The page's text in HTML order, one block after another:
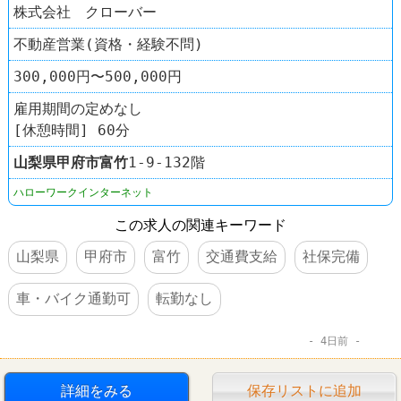
株式会社 クローバー
不動産営業(資格・経験不問)
300,000円〜500,000円
雇用期間の定めなし
[休憩時間] 60分
山梨県甲府市富竹1-9-132階
ハローワークインターネット
この求人の関連キーワード
山梨県
甲府市 富竹 交通費支給 社保完備
車・バイク通勤可 転勤なし
4日前
詳細をみる 保存リストに追加